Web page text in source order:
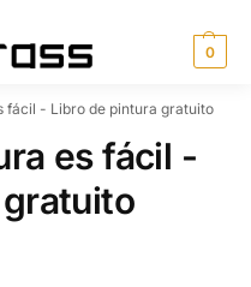
0
fácil - Libro de pintura gratuito
es fácil -